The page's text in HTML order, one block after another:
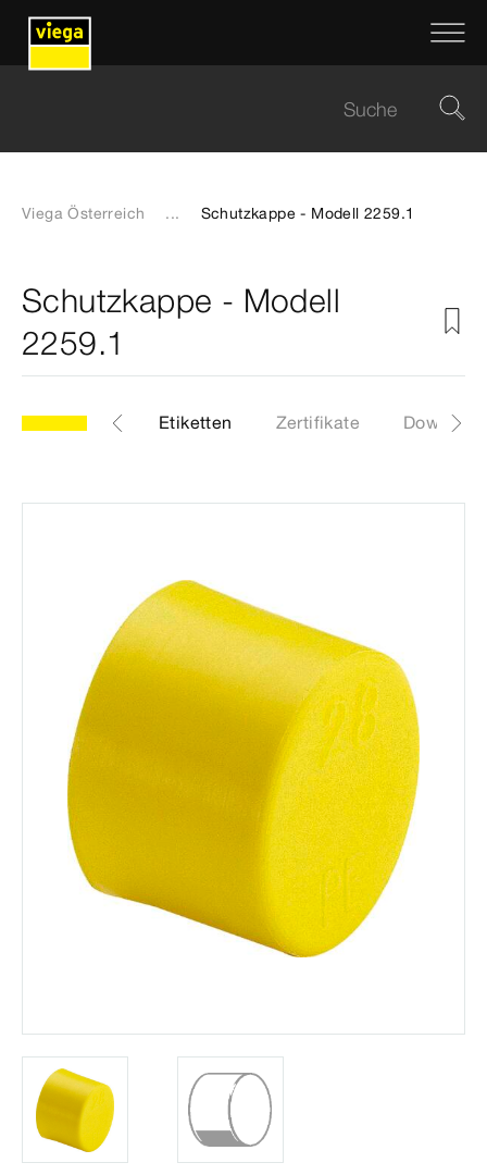
Viega Österreich ... Schutzkappe - Modell 2259.1
Schutzkappe - Modell
2259.1
Artikel Etiketten Zertifikate